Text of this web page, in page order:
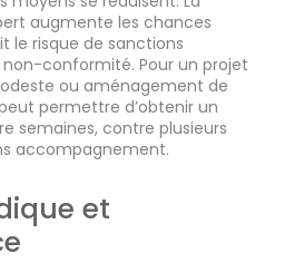
augmente les chances
le risque de sanctions
conformité. Pour un projet
ou aménagement de
permettre d’obtenir un
semaines, contre plusieurs
accompagnement.
et